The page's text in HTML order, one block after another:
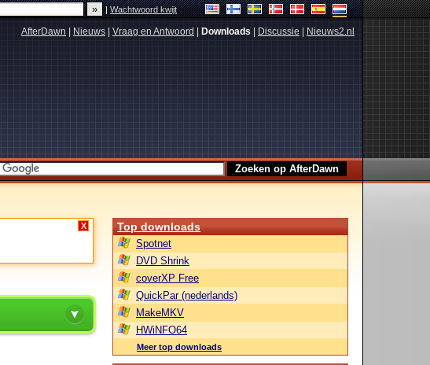
|Wachtwoord kwijt
AfterDawn Nieuws Vraag en Antwoord Downloads Discussie Nieuws2.nl
X Top downloads
Spotnet
DVD Shrink
coverXP Free
QuickPar (nederlands)
MakeMKV
HWiNFO64
Meer top downloads